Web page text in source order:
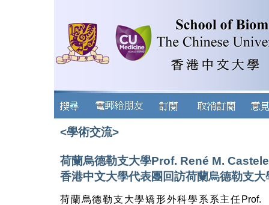
<學術交流>
荷蘭烏德勒支大學Prof. René M.
香港中文大學代表團回訪荷蘭烏德勒支大
荷蘭烏德勒支大學矯形外科學系系主任Prof.